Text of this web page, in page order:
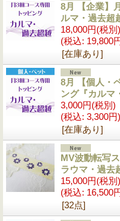
8月 【企業】
ルマ・過去超
18,000円(税別)
(税込: 19,800
[在庫あり]
8月 【個人・
ング『カルマ
3,000円(税別)
(税込: 3,300円)
[在庫あり]
MV波動転写
ラウマ・過去
15,000円(税別)
(税込: 16,500
[32点]